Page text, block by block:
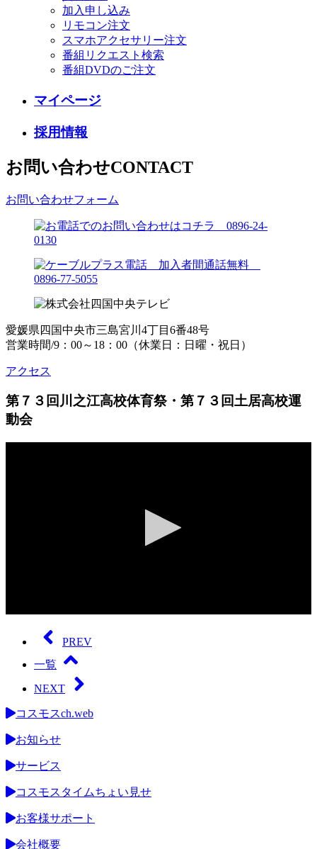
加入申し込み
リモコン注文
スマホアクセサリー注文
番組リクエスト検索
番組DVDのご注文
マイページ
採用情報
お問い合わせCONTACT
お問い合わせフォーム
愛媛県四国中央市三島宮川4丁目6番48号
営業時間/9：00～18：00（休業日：日曜・祝日）
アクセス
第７３回川之江高校体育祭・第７３回土居高校運
動会
seconds
seconds
PREV
一覧
NEXT
コスモスch.web
お知らせ
サービス
コスモスタイムちょい見せ
お客様サポート
会社概要